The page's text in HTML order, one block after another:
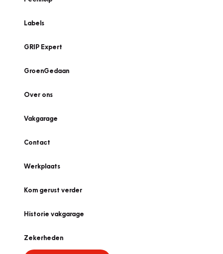
Labels
GRIP Expert
GroenGedaan
Over ons
Vakgarage
Contact
Werkplaats
Kom gerust verder
Historie vakgarage
Zekerheden